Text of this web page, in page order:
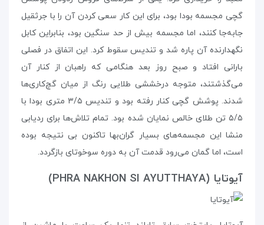
گچی مجسمه بودا بود، برای این کار سعی کردن آن را با جرثقیل
جابه‌جا کنند، اما مجسمه بیش از حد سنگین بود، بنابراین کابل
نگهدارنده‌ آن پاره شد و تندیس سقوط کرد. این اتفاق در فصلی
بارانی افتاد و صبح روز بعد هنگامی که راهبان از کنار آن
می‌گذشتند، متوجه درخششی طلایی رنگ از میان گچ‌کاری‌ها
شدند. پوشش گچی کنار رفته بود و تندیس ۳/۵ متری بودا با
۵/۵ تن طلای خالص نمایان شده بود. تمام تلاش‌ها برای ردیابی
منشا این مجسمه‌های بسیار گران‌بها تاکنون بی نتیجه بوده
است، اما گمان می‌رود قدمت آن به دوره‌ سوخوتای بازگردد.
آیوتایا (PHRA NAKHON SI AYUTTHAYA)